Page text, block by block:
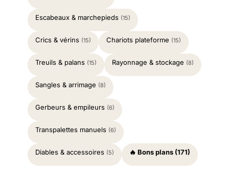
Escabeaux & marchepieds (15)
Crics & vérins (15) Chariots plateforme (15)
Treuils & palans (15) Rayonnage & stockage (8)
Sangles & arrimage (8)
Gerbeurs & empileurs (6)
Transpalettes manuels (6)
Diables & accessoires (5) 🔥 Bons plans (171)